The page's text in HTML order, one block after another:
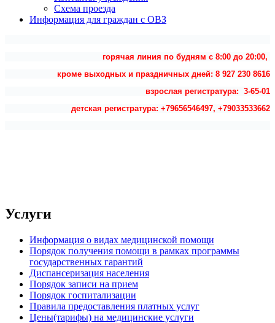
Схема проезда
Информация для граждан с ОВЗ
горячая линия по будням с 8:00 до 20:00,
кроме выходных и праздничных дней: 8 927 230 8616
взрослая регистратура: 3-65-01
детская регистратура: +79656546497, +79033533662
Услуги
Информация о видах медицинской помощи
Порядок получения помощи в рамках программы
государственных гарантий
Диспансеризация населения
Порядок записи на прием
Порядок госпитализации
Правила предоставления платных услуг
Цены(тарифы) на медицинские услуги